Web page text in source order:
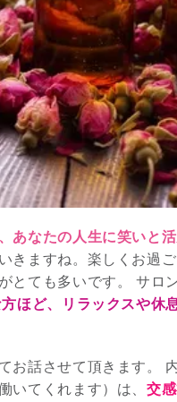
あなたの人生に笑いと
きますね。楽しくお過
とても多いです。 サロ
ほど、リラックスや休
お話させて頂きます。
いてくれます）は、交